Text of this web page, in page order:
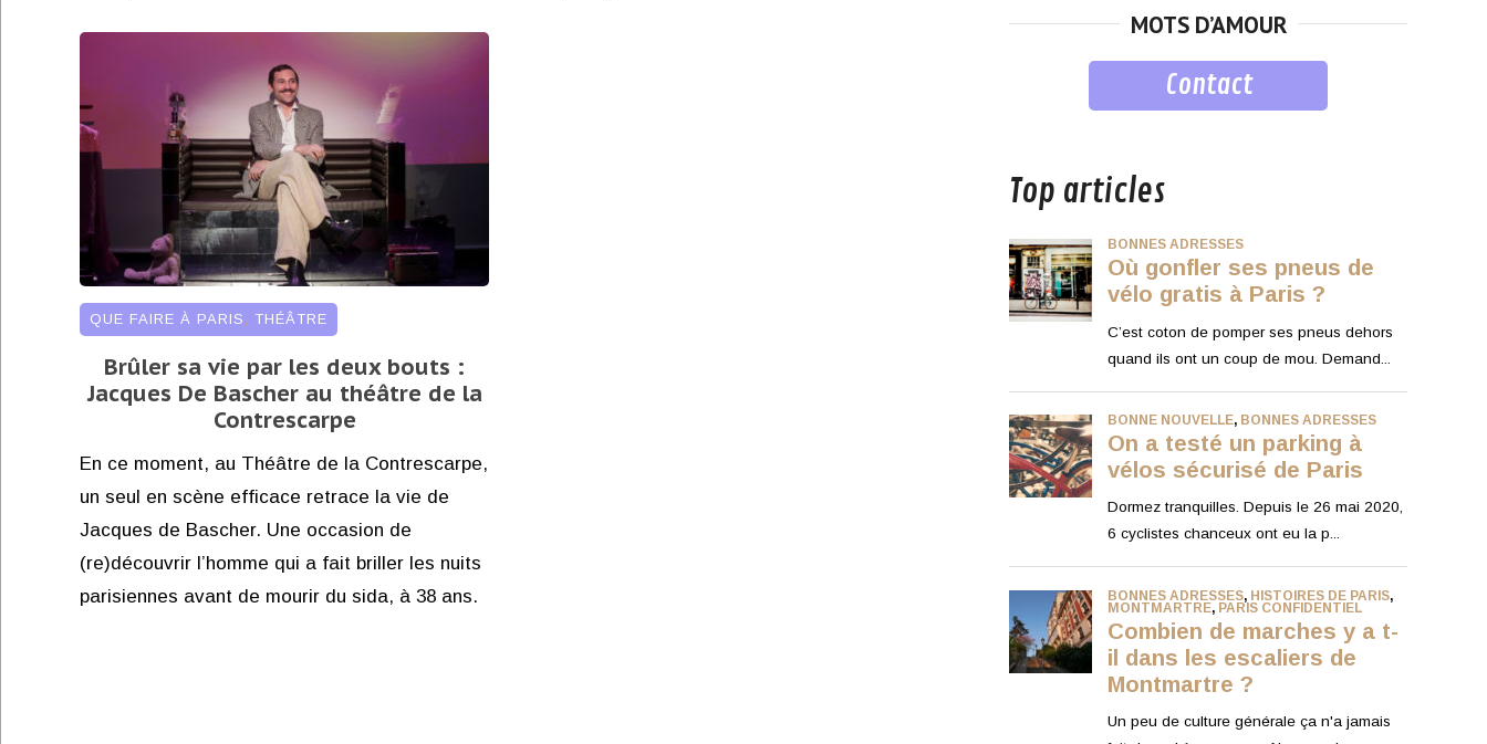
QUE FAIRE À PARIS THÉÂTRE
Brûler sa vie par les deux bouts :
Jacques De Bascher au théâtre de la
Contrescarpe
En ce moment, au Théâtre de la Contrescarpe,
un seul en scène efficace retrace la vie de
Jacques de Bascher. Une occasion de
(re)découvrir l’homme qui a fait briller les nuits
parisiennes avant de mourir du sida, à 38 ans.
MOTS D’AMOUR
Contact
Top articles